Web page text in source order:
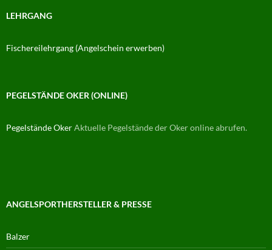
LEHRGANG
Fischereilehrgang (Angelschein erwerben)
PEGELSTÄNDE OKER (ONLINE)
Pegelstände OkerAktuelle Pegelstände der Oker online abrufen.
ANGELSPORTHERSTELLER & PRESSE
Balzer